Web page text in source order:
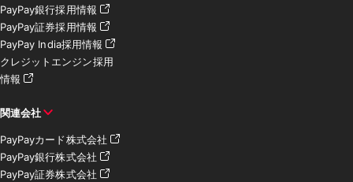
PayPay銀行採用情報
PayPay証券採用情報
PayPay India採用情報
クレジットエンジン採用
情報
関連会社
PayPayカード株式会社
PayPay銀行株式会社
PayPay証券株式会社